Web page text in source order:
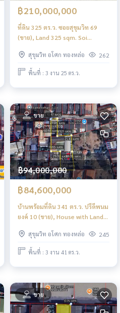
฿210,000,000
ที่ดิน 325 ตร.ว. ซอยสุขุมวิท 69
(ขาย), Land 325 sqm. Soi
สุขุมวิท อโศก ทองหล่อ
262
พื้นที่ : 3 งาน 25 ตร.ว.
ขาย
฿94,000,000
฿84,600,000
บ้านพร้อมที่ดิน 341 ตร.ว. ปรีดีพนม
ยงค์ 10 (ขาย), House with Land
(FOR SALE) NS016
สุขุมวิท อโศก ทองหล่อ 245
พื้นที่ : 3 งาน 41 ตร.ว.
ขาย